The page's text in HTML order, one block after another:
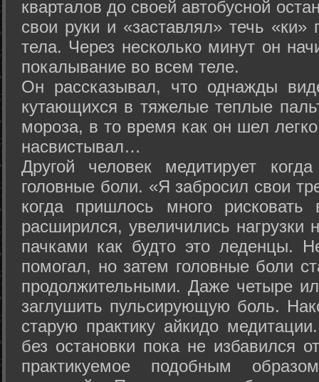
кварталов до своей автобусной
свои руки и «заставлял» течь «ки»
тела. Через несколько минут он
покалывание во всем теле.
Он рассказывал, что однажды
кутающихся в тяжелые теплые
мороза, в то время как он шел
насвистывал…
Другой человек медитирует
головные боли. «Я забросил свои
когда пришлось много
расширился, увеличились нагрузки
пачками как будто это леденцы.
помогал, но затем головные боли
продолжительными. Даже четыре
заглушить пульсирующую боль.
старую практику айкидо
без остановки пока не избавился
практикуемое подобным